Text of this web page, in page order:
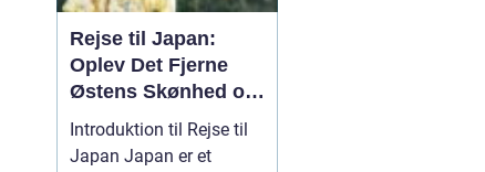
Rejse til Japan:
Oplev Det Fjerne
Østens Skønhed og
Kultur
Introduktion til Rejse til
Japan Japan er et